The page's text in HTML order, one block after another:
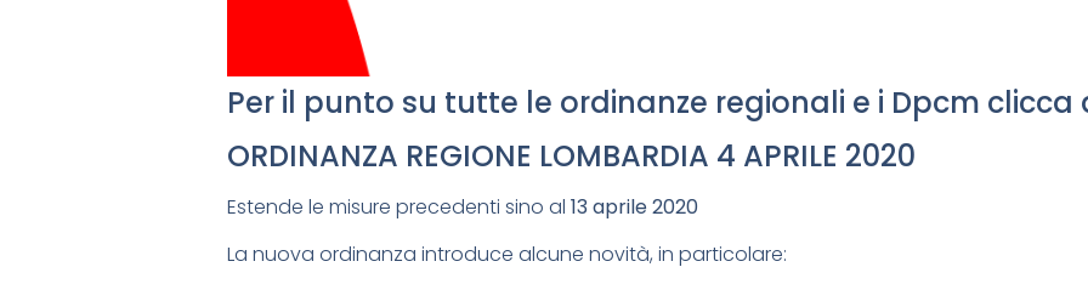
Per il punto su tutte le ordinanze regionali e i Dpcm clicca
ORDINANZA REGIONE LOMBARDIA 4 APRILE 2020
Estende le misure precedenti sino al 13 aprile 2020
La nuova ordinanza introduce alcune novità, in particolare: